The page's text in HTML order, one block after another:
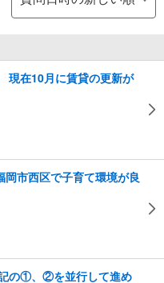
現在10月に賃貸の更新が
市西区で子育て環境が良
の①、②を並行して進め